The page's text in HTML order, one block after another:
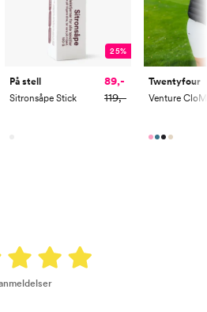
25%
På stell
Sitronsåpe Stick
89,-
119,-
Twentyfour